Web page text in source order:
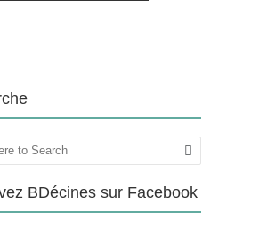
BDécines sur Facebook